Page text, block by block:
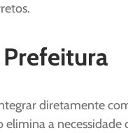
diretamente
elimina a